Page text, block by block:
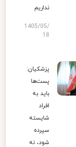
نداریم
1405/05/
18
پزشکیان:
پست‌ها
باید به
افراد
شایسته
سپرده
شود، نه